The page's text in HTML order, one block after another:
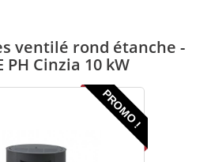
ventilé rond étanche -
PH Cinzia 10 kW
PROMO !